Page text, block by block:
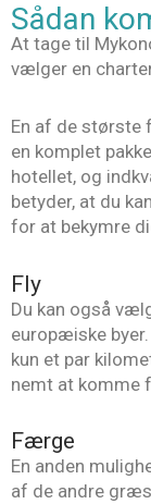
Sådan
At tage til
vælger en
En af de største
en komplet
hotellet, og
betyder, at du
for at bekymre
Fly
Du kan også
europæiske
kun et par
nemt at komme
Færge
En anden
af de andre